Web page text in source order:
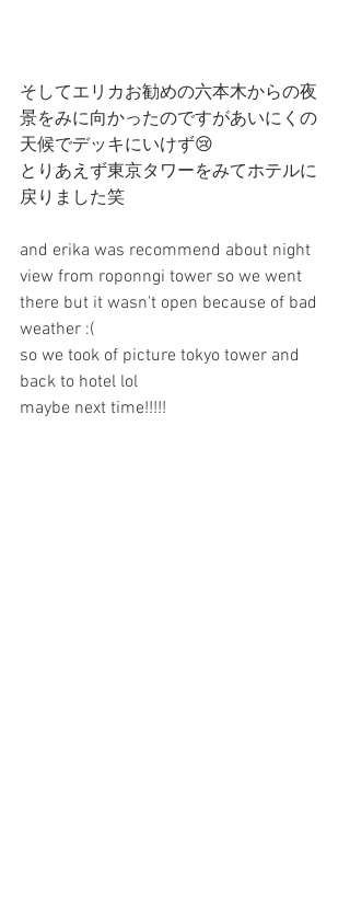
そしてエリカお勧めの六本木からの夜
景をみに向かったのですがあいにくの
天候でデッキにいけず😢
とりあえず東京タワーをみてホテルに
戻りました笑
and erika was recommend about night
view from roponngi tower so we went
there but it wasn't open because of bad
weather :(
so we took of picture tokyo tower and
back to hotel lol
maybe next time!!!!!